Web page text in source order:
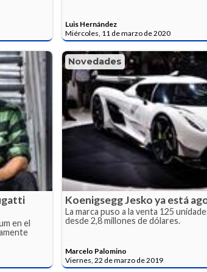
Luis Hernández
Miércoles, 11 de marzo de 2020
en el
Novedades
Koenigsegg Jesko ya está
La marca puso a la venta 125
desde 2,8 millones de dólares.
Marcelo Palomino
Viernes, 22 de marzo de 2019